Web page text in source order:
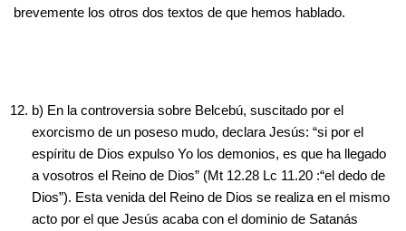
brevemente los otros dos textos de que hemos hablado.
b) En la controversia sobre Belcebú, suscitado por el
exorcismo de un poseso mudo, declara Jesús: “si por el
espíritu de Dios expulso Yo los demonios, es que ha llegado
a vosotros el Reino de Dios” (Mt 12.28 Lc 11.20 :“el dedo de
Dios”). Esta venida del Reino de Dios se realiza en el mismo
acto por el que Jesús acaba con el dominio de Satanás